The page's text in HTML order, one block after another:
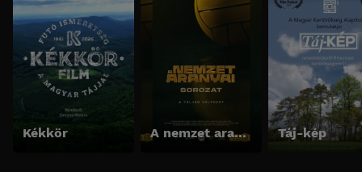
Kékkör A nemzet aranyai sorozat - A teljes változat Táj-kép